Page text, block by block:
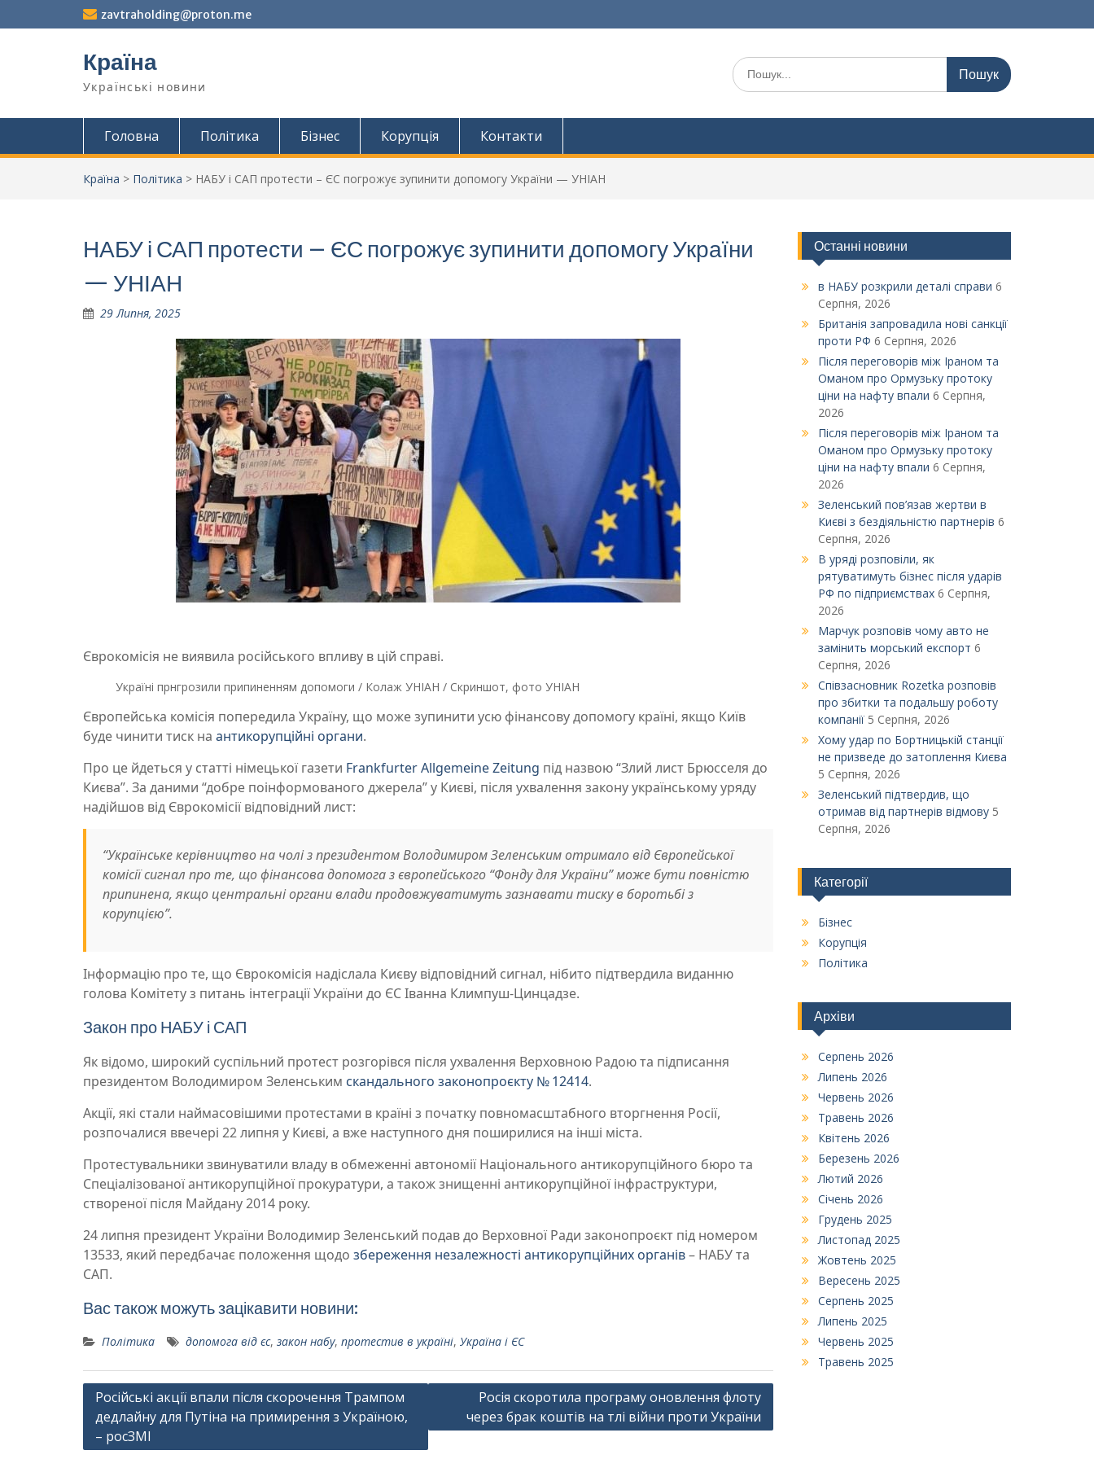
до
zavtraholding@proton.me
Країна
Українські новини
Шукати:
Головна Політика Бізнес Корупція Контакти
Країна > Політика > НАБУ і САП протести – ЄС погрожує зупинити допомогу України — УНІАН
НАБУ і САП протести – ЄС погрожує зупинити допомогу України
— УНІАН
29 Липня, 2025
Єврокомісія не виявила російського впливу в цій справі.
Україні прнгрозили припиненням допомоги / Колаж УНІАН / Скриншот, фото УНІАН
Європейська комісія попередила Україну, що може зупинити усю фінансову допомогу країні, якщо Київ
буде чинити тиск на антикорупційні органи.
Про це йдеться у статті німецької газети Frankfurter Allgemeine Zeitung під назвою “Злий лист Брюсселя до
Києва”. За даними “добре поінформованого джерела” у Києві, після ухвалення закону українському уряду
надійшов від Єврокомісії відповідний лист:
“Українське керівництво на чолі з президентом Володимиром Зеленським отримало від Європейської
комісії сигнал про те, що фінансова допомога з європейського “Фонду для України” може бути повністю
припинена, якщо центральні органи влади продовжуватимуть зазнавати тиску в боротьбі з
корупцією”.
Інформацію про те, що Єврокомісія надіслала Києву відповідний сигнал, нібито підтвердила виданню
голова Комітету з питань інтеграції України до ЄС Іванна Климпуш-Цинцадзе.
Закон про НАБУ і САП
Як відомо, широкий суспільний протест розгорівся після ухвалення Верховною Радою та підписання
президентом Володимиром Зеленським скандального законопроєкту № 12414.
Акції, які стали наймасовішими протестами в країні з початку повномасштабного вторгнення Росії,
розпочалися ввечері 22 липня у Києві, а вже наступного дня поширилися на інші міста.
Протестувальники звинуватили владу в обмеженні автономії Національного антикорупційного бюро та
Спеціалізованої антикорупційної прокуратури, а також знищенні антикорупційної інфраструктури,
створеної після Майдану 2014 року.
24 липня президент України Володимир Зеленський подав до Верховної Ради законопроєкт під номером
13533, який передбачає положення щодо збереження незалежності антикорупційних органів– НАБУ та
САП.
Вас також можуть зацікавити новини:
Політика допомога від єс, закон набу, протестив в україні, Україна і ЄС
Навігація
записів
Російські акції впали після скорочення Трампом
дедлайну для Путіна на примирення з Україною,
– росЗМІ
Росія скоротила програму оновлення флоту
через брак коштів на тлі війни проти України
Останні новини
в НАБУ розкрили деталі справи 6
Серпня, 2026
Британія запровадила нові санкції
проти РФ 6 Серпня, 2026
Після переговорів між Іраном та
Оманом про Ормузьку протоку
ціни на нафту впали 6 Серпня,
2026
Після переговорів між Іраном та
Оманом про Ормузьку протоку
ціни на нафту впали 6 Серпня,
2026
Зеленський пов’язав жертви в
Києві з бездіяльністю партнерів 6
Серпня, 2026
В уряді розповіли, як
рятуватимуть бізнес після ударів
РФ по підприємствах 6 Серпня,
2026
Марчук розповів чому авто не
замінить морський експорт 6
Серпня, 2026
Співзасновник Rozetka розповів
про збитки та подальшу роботу
компанії 5 Серпня, 2026
Xому удар по Бортницькій станції
не призведе до затоплення Києва
5 Серпня, 2026
Зеленський підтвердив, що
отримав від партнерів відмову 5
Серпня, 2026
Категорії
Бізнес
Корупція
Політика
Архіви
Серпень 2026
Липень 2026
Червень 2026
Травень 2026
Квітень 2026
Березень 2026
Лютий 2026
Січень 2026
Грудень 2025
Листопад 2025
Жовтень 2025
Вересень 2025
Серпень 2025
Липень 2025
Червень 2025
Травень 2025